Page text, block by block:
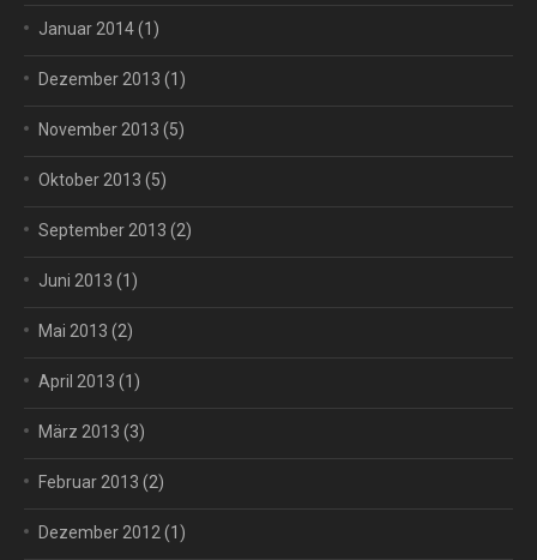
Januar 2014(1)
Dezember 2013 (1)
November 2013 (5)
Oktober 2013 (5)
September 2013 (2)
Juni 2013 (1)
Mai 2013 (2)
April 2013 (1)
März 2013 (3)
Februar 2013 (2)
Dezember 2012 (1)